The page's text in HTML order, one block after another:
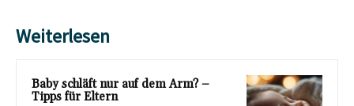
Weiterlesen
Baby schläft nur auf dem Arm? –
Tipps für Eltern